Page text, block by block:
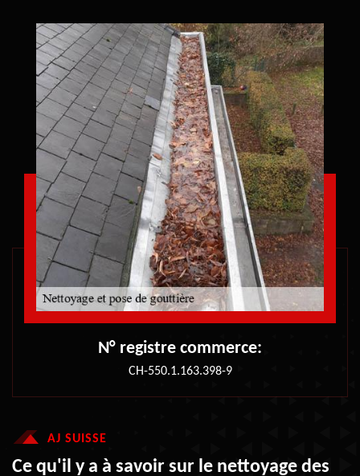
N° registre commerce:
CH-550.1.163.398-9
AJ SUISSE
Ce qu'il y a à savoir sur le nettoyage des